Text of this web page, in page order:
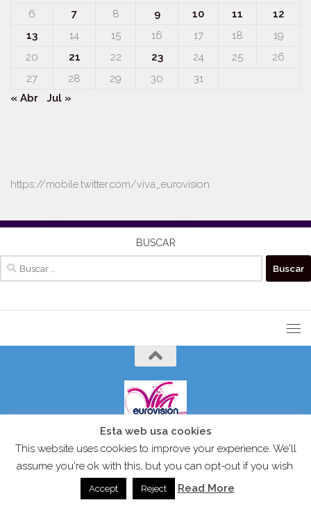
6
7 8 9 10 11
12
13
14 15 16 17 18
19
20
21 22 23 24 25
26
27
28 29 30
31
« Abr
Jul »
https://mobile.twitter.com/viva_eurovision
BUSCAR
VIVAEUROVISION© 2024 Todos los derechos reservados.
Esta web usa cookies
This website uses cookies to improve your experience. We'll
assume you're ok with this, but you can opt-out if you wish.
Accept Reject Read More